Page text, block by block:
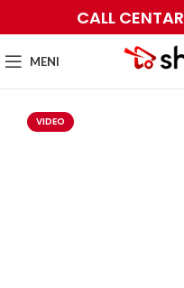
CALL
MENI
VIDEO